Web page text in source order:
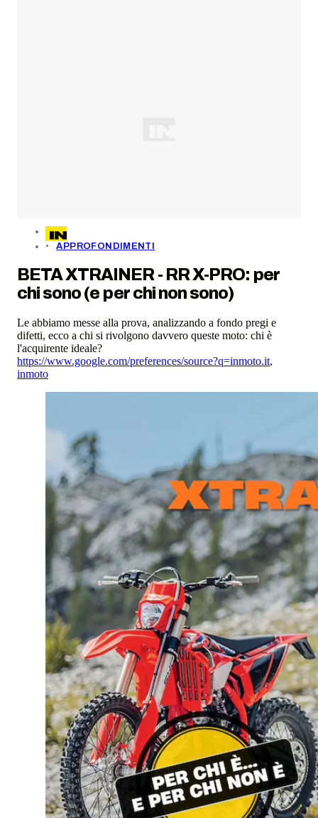
APPROFONDIMENTI
BETA XTRAINER - RR X-PRO: per
chi sono (e per chi non sono)
Le abbiamo messe alla prova, analizzando a fondo pregi e
difetti, ecco a chi si rivolgono davvero queste moto: chi è
l'acquirente ideale?
https://www.google.com/preferences/source?q=inmoto.it,
inmoto